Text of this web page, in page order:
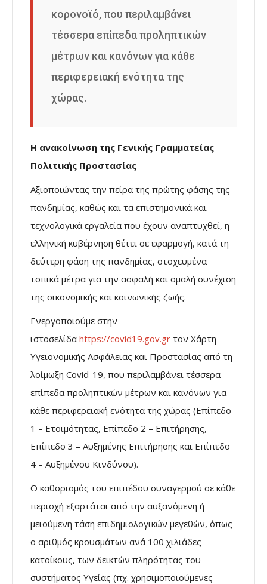
κορονοϊό, που περιλαμβάνει
τέσσερα επίπεδα προληπτικών
μέτρων και κανόνων για κάθε
περιφερειακή ενότητα της
χώρας.
Η ανακοίνωση της Γενικής Γραμματείας
Πολιτικής Προστασίας
Αξιοποιώντας την πείρα της πρώτης φάσης της
πανδημίας, καθώς και τα επιστημονικά και
τεχνολογικά εργαλεία που έχουν αναπτυχθεί, η
ελληνική κυβέρνηση θέτει σε εφαρμογή, κατά τη
δεύτερη φάση της πανδημίας, στοχευμένα
τοπικά μέτρα για την ασφαλή και ομαλή συνέχιση
της οικονομικής και κοινωνικής ζωής.
Ενεργοποιούμε στην
ιστοσελίδα https://covid19.gov.gr τον Χάρτη
Υγειονομικής Ασφάλειας και Προστασίας από τη
λοίμωξη Covid-19, που περιλαμβάνει τέσσερα
επίπεδα προληπτικών μέτρων και κανόνων για
κάθε περιφερειακή ενότητα της χώρας (Επίπεδο
1 – Ετοιμότητας, Επίπεδο 2 – Επιτήρησης,
Επίπεδο 3 – Αυξημένης Επιτήρησης και Επίπεδο
4 – Αυξημένου Κινδύνου).
Ο καθορισμός του επιπέδου συναγερμού σε κάθε
περιοχή εξαρτάται από την αυξανόμενη ή
μειούμενη τάση επιδημιολογικών μεγεθών, όπως
ο αριθμός κρουσμάτων ανά 100 χιλιάδες
κατοίκους, των δεικτών πληρότητας του
συστήματος Υγείας (πχ. χρησιμοποιούμενες